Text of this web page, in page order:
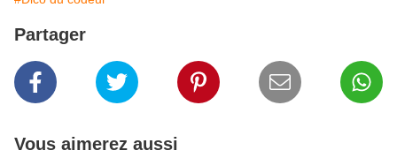
Partager
Vous aimerez aussi